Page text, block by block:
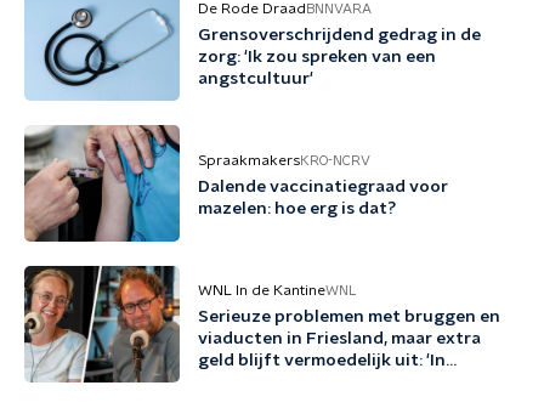
De Rode Draad BNNVARA
Grensoverschrijdend gedrag in de
zorg: 'Ik zou spreken van een
angstcultuur'
SpraakmakersKRO-NCRV
Dalende vaccinatiegraad voor
mazelen: hoe erg is dat?
WNL In de KantineWNL
Serieuze problemen met bruggen en
viaducten in Friesland, maar extra
geld blijft vermoedelijk uit: 'In